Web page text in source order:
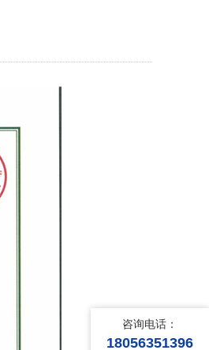
咨询电话：
18056351396